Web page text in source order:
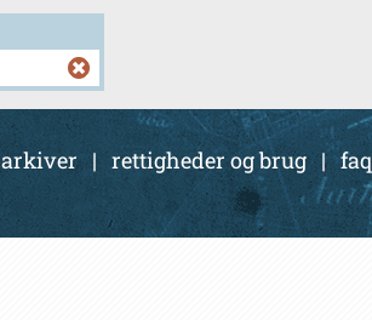
arkiver| rettigheder og brug|faq